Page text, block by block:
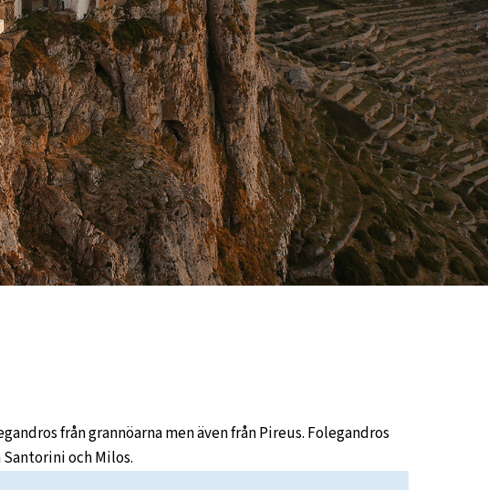
från grannöarna men även från Pireus. Folegandros
och Milos.